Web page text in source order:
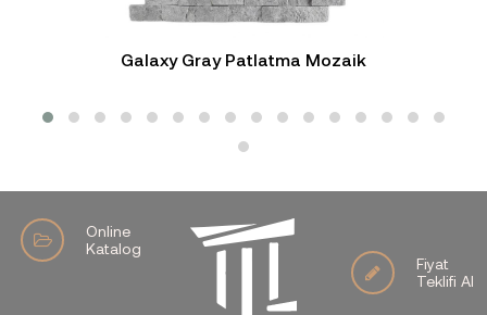
Galaxy Gray Patlatma Mozaik
Online
Katalog
Fiyat
Teklifi Al